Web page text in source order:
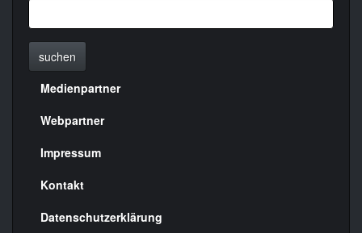
suchen
Menülinks
rechte
Seite
Medienpartner
Webpartner
Impressum
Kontakt
Datenschutzerklärung